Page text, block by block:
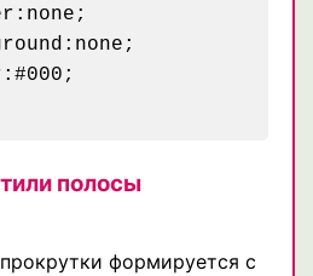
полосы
формируется с